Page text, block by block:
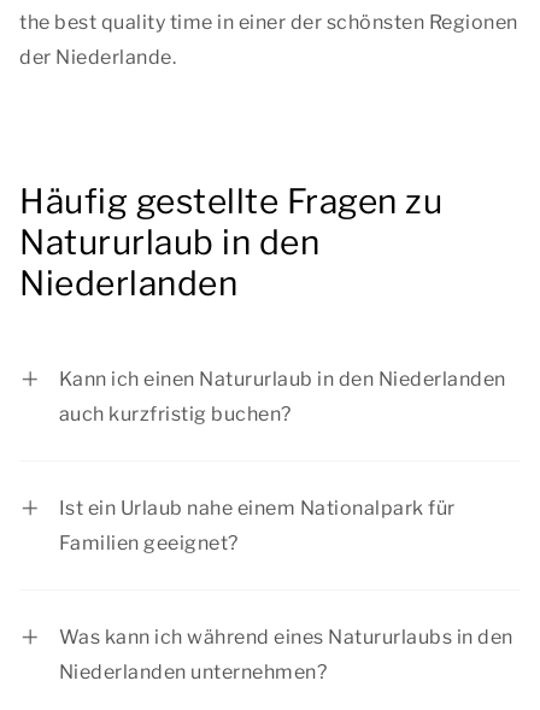
the best quality time in einer der schönsten Regionen
der Niederlande.
Häufig gestellte Fragen zu
Natururlaub in den
Niederlanden
Kann ich einen Natururlaub in den Niederlanden
auch kurzfristig buchen?
Zeitraum oder eine bevorzugte Unterkunft im
Blick haben, empfiehlt sich eine frühzeitige
Ist ein Urlaub nahe einem Nationalpark für
Familien geeignet?
Was kann ich während eines Natururlaubs in den
Niederlanden unternehmen?